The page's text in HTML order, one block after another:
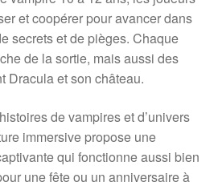
et coopérer pour avancer dans
secrets et de pièges. Chaque
de la sortie, mais aussi des
Dracula et son château.
de vampires et d’univers
immersive propose une
qui fonctionne aussi bien
une fête ou un anniversaire à